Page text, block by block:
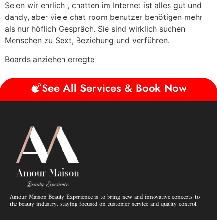
Seien wir ehrlich , chatten im Internet ist alles gut und
dandy, aber viele chat room benutzer benötigen mehr
als nur höflich Gespräch. Sie sind wirklich suchen
Menschen zu Sext, Beziehung und verführen.
Boards anziehen erregte
See All Services & Book Now
Amour Maison Beauty Experience is to bring new and innovative concepts to
the beauty industry, staying focused on customer service and quality control.